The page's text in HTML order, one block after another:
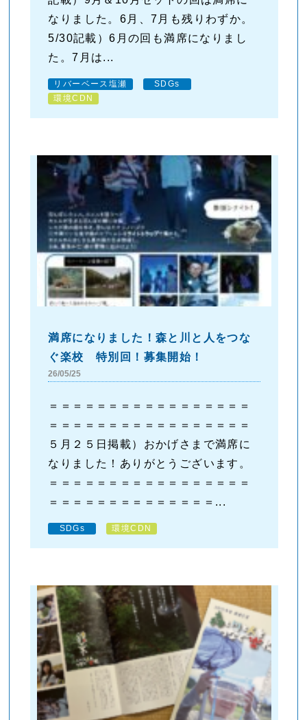
なりました。6月、7月も残りわずか。
5/30記載）6月の回も満席になりまし
た。7月は...
リバーベース塩瀬
SDGs
環境CDN
満席になりました！森と川と人をつな
ぐ楽校 特別回！募集開始！
26/05/25
＝＝＝＝＝＝＝＝＝＝＝＝＝＝＝＝＝
＝＝＝＝＝＝＝＝＝＝＝＝＝＝＝＝＝
５月２５日掲載）おかげさまで満席に
なりました！ありがとうございます。
＝＝＝＝＝＝＝＝＝＝＝＝＝＝＝＝＝
＝＝＝＝＝＝＝＝＝＝＝＝＝＝...
SDGs 環境CDN